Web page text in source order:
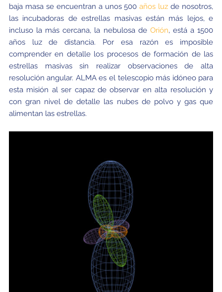
baja masa se encuentran a unos 500años luz de nosotros,
las incubadoras de estrellas masivas están más lejos, e
incluso la más cercana, la nebulosa de Orión, está a 1500
años luz de distancia. Por esa razón es imposible
comprender en detalle los procesos de formación de las
estrellas masivas sin realizar observaciones de alta
resolución angular. ALMA es el telescopio más idóneo para
esta misión al ser capaz de observar en alta resolución y
con gran nivel de detalle las nubes de polvo y gas que
alimentan las estrellas.